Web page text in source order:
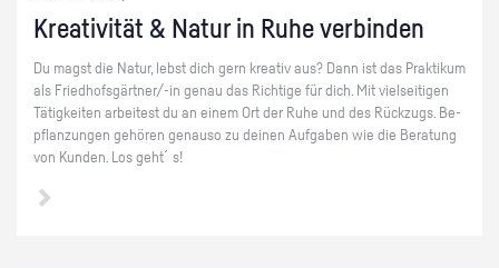
Krea­ti­vi­tät & Natur in Ruhe ver­bin­den
Du magst die Natur, lebst dich gern krea­tiv aus? Dann ist das Prak­ti­kum
als Fried­hofs­gärt­ner/-in genau das Rich­ti­ge für dich. Mit viel­sei­ti­gen
Tä­tig­kei­ten ar­bei­test du an einem Ort der Ruhe und des Rück­zugs. Be­
pflan­zun­gen ge­hö­ren ge­nau­so zu dei­nen Auf­ga­ben wie die Be­ra­tung
von Kun­den. Los geht´s!